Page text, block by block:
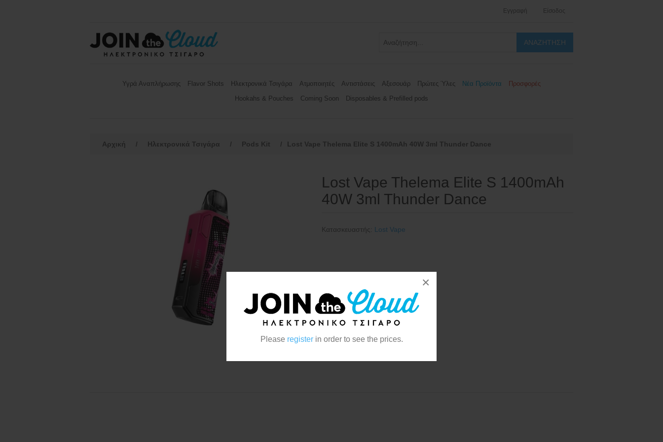
Please registerin order to see the prices.
×
Εγγραφή Είσοδος
Υγρά Αναπλήρωσης Flavor Shots Ηλεκτρονικά Τσιγάρα Ατμοποιητές Αντιστάσεις Αξεσουάρ Πρώτες Ύλες Νέα Προϊόντα
Προσφορές
Hookahs & Pouches
Coming Soon Disposables & Prefilled pods
Αρχική / Ηλεκτρονικά Τσιγάρα / Pods Kit / Lost Vape Thelema Elite S 1400mAh 40W 3ml Thunder Dance
Lost Vape Thelema Elite S 1400mAh
40W 3ml Thunder Dance
Κατασκευαστής: Lost Vape